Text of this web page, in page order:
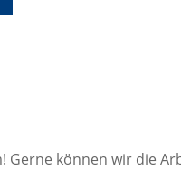
Gerne können wir die